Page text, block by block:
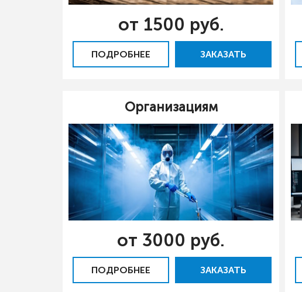
от 1500 руб.
ПОДРОБНЕЕ ЗАКАЗАТЬ
Организациям
от 3000 руб.
ПОДРОБНЕЕ ЗАКАЗАТЬ